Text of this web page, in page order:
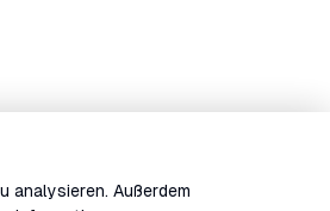
analysieren. Außerdem